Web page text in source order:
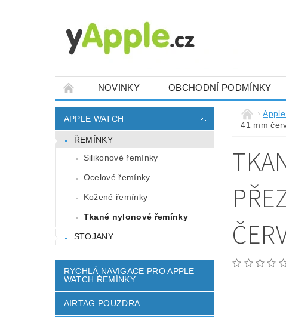
NOVINKY OBCHODNÍ PODMÍNKY
APPLE WATCH
ŘEMÍNKY
Silikonové řemínky
Ocelové řemínky
Kožené řemínky
Tkané nylonové řemínky
STOJANY
RYCHLÁ NAVIGACE PRO APPLE
WATCH ŘEMÍNKY
AIRTAG POUZDRA
41 mm